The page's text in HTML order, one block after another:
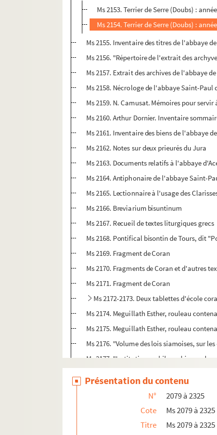
Ms 2153. Terrier de Serre (Doubs) :
Ms 2154. Terrier de Serre (Doubs) :
Ms 2155. Inventaire des titres de l'abbaye
Ms 2156. "Répertoire de l'extrait des
Ms 2157. Extrait des archives de l'abbaye
Ms 2158. Nécrologe de l'abbaye Saint-Paul
Ms 2159. N. Camusat. Mémoires pour
Ms 2160. Arthur Dornier. Inventaire
Ms 2161. Inventaire des biens de l'abbaye
Ms 2162. Notes sur deux prieurés du Jura
Ms 2163. Documents relatifs à l'abbaye
Ms 2164. Antiphonaire de l'abbaye Saint-
Ms 2165. Lectionnaire à l'usage des
Ms 2166. Breviarium bisuntinum
Ms 2167. Recueil de textes liturgiques grecs
Ms 2168. Pontifical bisontin de Tours, dit
Ms 2169. Fragment de Coran
Ms 2170. Fragments de Coran et d'autres
Ms 2171. Fragment de Coran
Ms 2172-2173. Deux tablettes d'école
Ms 2174. Meguillath Esther, rouleau
Ms 2175. Meguillath Esther, rouleau
Ms 2176. "Volume des lois siamoises, sur
Ms 2177. "Institutiones philosophicae ad
Présentation du contenu
N°
2079 à 2325
Cote
Ms 2079 à 2325
Titre
Ms 2079 à 2325